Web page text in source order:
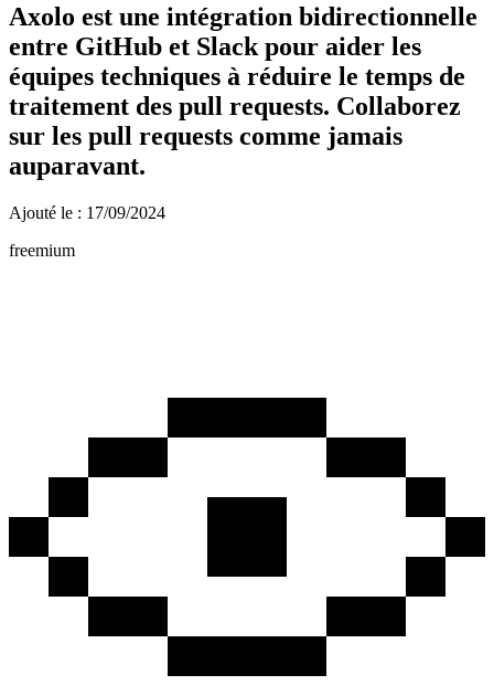
Axolo est une intégration bidirectionnelle
entre GitHub et Slack pour aider les
équipes techniques à réduire le temps de
traitement des pull requests. Collaborez
sur les pull requests comme jamais
auparavant.
Ajouté le : 17/09/2024
freemium